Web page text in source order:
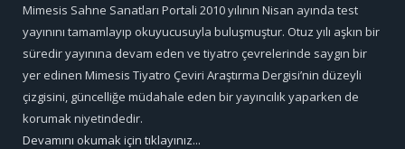
Mimesis Sahne Sanatları Portali 2010 yılının Nisan ayında test
yayınını tamamlayıp okuyucusuyla buluşmuştur. Otuz yılı aşkın bir
süredir yayınına devam eden ve tiyatro çevrelerinde saygın bir
yer edinen Mimesis Tiyatro Çeviri Araştırma Dergisi’nin düzeyli
çizgisini, güncelliğe müdahale eden bir yayıncılık yaparken de
korumak niyetindedir.
Devamını okumak için tıklayınız...